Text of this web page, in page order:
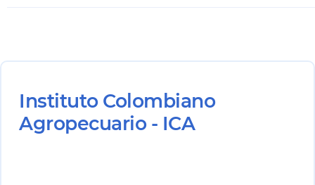
Instituto Colombiano
Agropecuario - ICA